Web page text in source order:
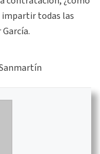
impartir todas las